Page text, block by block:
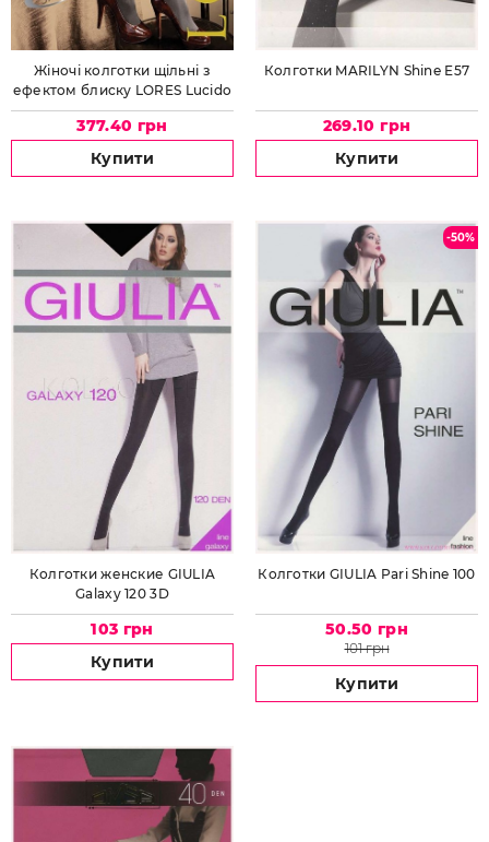
Жіночі колготки щільні з
ефектом блиску LORES Lucido
100
377.40 грн
Купити
Колготки MARILYN Shine E57
269.10 грн
Купити
Колготки женские GIULIA
Galaxy 120 3D
103 грн
Купити
-50%
Колготки GIULIA Pari Shine 100
50.50 грн
101 грн
Купити